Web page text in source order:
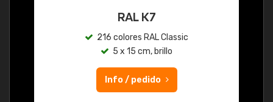
RAL K7
216 colores RAL Classic
5 x 15 cm, brillo
Info / pedido